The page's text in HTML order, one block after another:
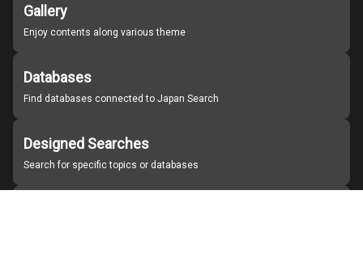
Gallery
Enjoy contents along various theme
Databases
Find databases connected to Japan Search
Designed Searches
Search for specific topics or databases